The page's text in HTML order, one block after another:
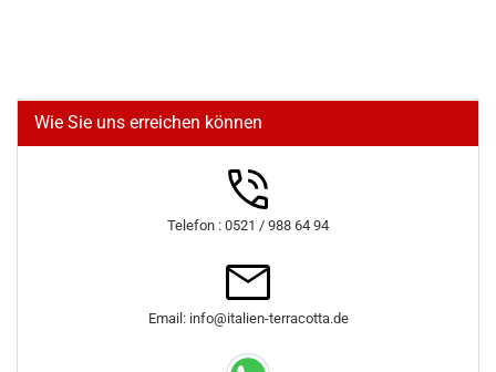
Wie Sie uns erreichen können
Telefon : 0521 / 988 64 94
Email: info@italien-terracotta.de